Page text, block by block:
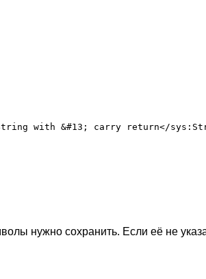
нужно сохранить. Если её не